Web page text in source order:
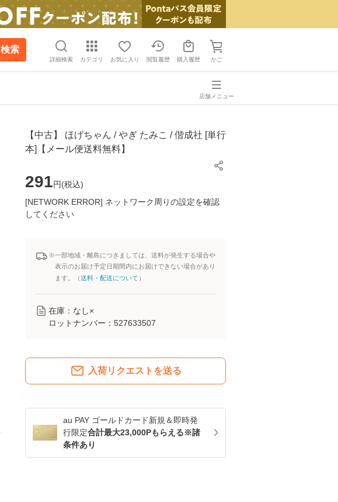
検索
詳細検索 カテゴリ お気に入り 閲覧履歴 購入履歴 かご
店舗メニュー
【中古】 ほげちゃん / やぎ たみこ / 偕成社 [単行
本]【メール便送料無料】
291円(税込)
[NETWORK ERROR] ネットワーク周りの設定を確認
してください
※一部地域・離島につきましては、送料が発生する場合や
表示のお届け予定日期間内にお届けできない場合があり
ます。（送料・配送について ）
在庫：なし×
ロットナンバー： 527633507
入荷リクエストを送る
au PAY ゴールドカード新規＆即時発
行限定合計最大23,000Pもらえる※諸
条件あり